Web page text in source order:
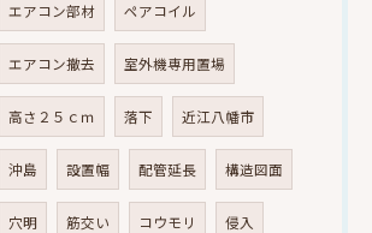
エアコン部材 ペアコイル
エアコン撤去 室外機専用置場
高さ２５ｃｍ 落下 近江八幡市
沖島 設置幅 配管延長 構造図面
穴明 筋交い コウモリ 侵入